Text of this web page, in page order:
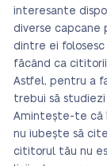
interesante
diverse capcane
dintre ei
făcând ca cititorii
Astfel, pentru a
trebui să
Amintește-te că
nu iubește să
cititorul tău nu